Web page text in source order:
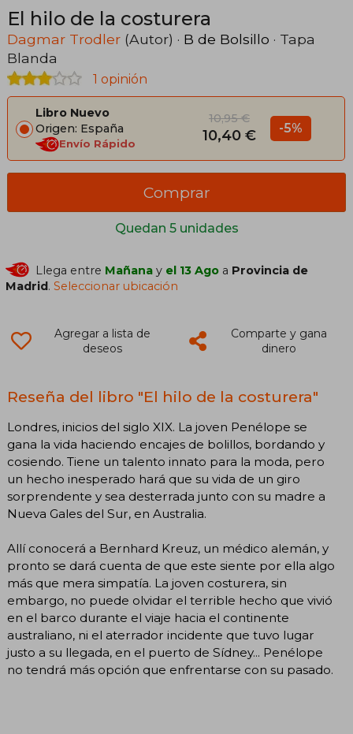
El hilo de la costurera
Dagmar Trodler (Autor) · B de Bolsillo · Tapa
Blanda
1 opinión
Libro Nuevo
Origen: España
Envío Rápido
10,95 €
10,40 € -5%
Quedan 5 unidades
Comprar
Llega entre Mañana y el 13 Ago a Provincia de
Madrid.Seleccionar ubicación
Agregar a lista de
deseos
Comparte y gana
dinero
Reseña del libro "El hilo de la costurera"
Londres, inicios del siglo XIX. La joven Penélope se
gana la vida haciendo encajes de bolillos, bordando y
cosiendo. Tiene un talento innato para la moda, pero
un hecho inesperado hará que su vida de un giro
sorprendente y sea desterrada junto con su madre a
Nueva Gales del Sur, en Australia.
Allí conocerá a Bernhard Kreuz, un médico alemán, y
pronto se dará cuenta de que este siente por ella algo
más que mera simpatía. La joven costurera, sin
embargo, no puede olvidar el terrible hecho que vivió
en el barco durante el viaje hacia el continente
australiano, ni el aterrador incidente que tuvo lugar
justo a su llegada, en el puerto de Sídney... Penélope
no tendrá más opción que enfrentarse con su pasado.